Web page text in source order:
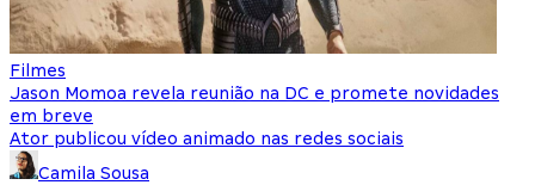
Filmes
Jason Momoa revela reunião na DC e promete novidades
em breve
Ator publicou vídeo animado nas redes sociais
Camila Sousa